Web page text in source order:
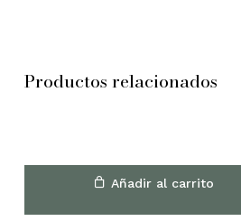
Productos relacionados
Añadir al carrito